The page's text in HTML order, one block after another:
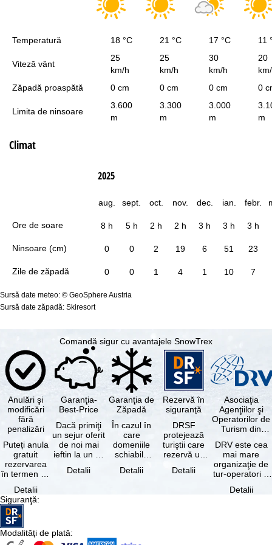
Temperatură 18 °C 21 °C 17 °C 11
Viteză vânt
25
km/h
25
km/h
30
km/h
20
Zăpadă proaspătă
0 cm 0 cm 0 cm 0
Limita de ninsoare
3.600
m
3.300
m
3.000
m
m
Climat
Ore de soare
Ninsoare (cm)
Zile de zăpadă
2025
aug. sept. oct. nov. dec. ian. febr.
8 h 5 h 2 h 2 h 3 h 3 h 3 h
0 0 2 19 6 51 23
0 0 1 4 1 10 7
Sursă date meteo: © GeoSphere Austria
Sursă date zăpadă: Skiresort
Comandă sigur cu avantajele SnowTrex
Anulări şi
modificări
fără
penalizări
Puteți anula
gratuit
rezervarea
în termen de
data
rezervării, …
Detalii
Garanţia-
Best-Price
Dacă primiţi
un sejur oferit
de noi mai
ieftin la un alt
cu aceleaşi …
Detalii
Garanţia de
Zăpadă
În cazul în
care
domeniile
schiabile
skipass-ul
Detalii
Rezervă în
siguranţă
DRSF
protejează
turiştii care
rezervă un
sau servicii
Detalii
Asociaţia
Agenţiilor şi
Operatorilor de
Turism din
DRV este cea
mai mare
organizaţie de
tur-operatori şi
turism din
Detalii
Siguranţă:
Modalităţi de plată: